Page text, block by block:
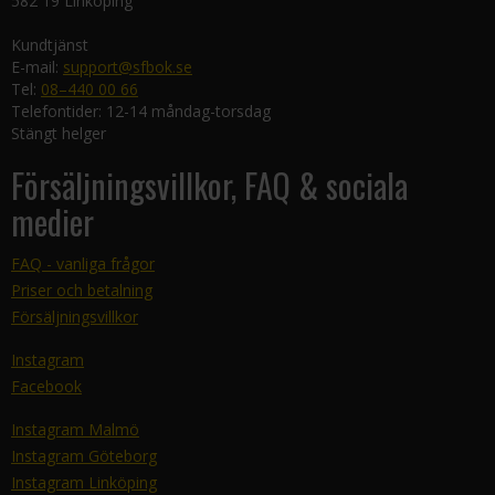
Kundtjänst
E-mail: support@sfbok.se
Tel: 08–440 00 66
Telefontider: 12-14 måndag-torsdag
Stängt helger
Försäljningsvillkor, FAQ & sociala
medier
FAQ - vanliga frågor
Priser och betalning
Försäljningsvillkor
Instagram
Facebook
Instagram Malmö
Instagram Göteborg
Instagram Linköping